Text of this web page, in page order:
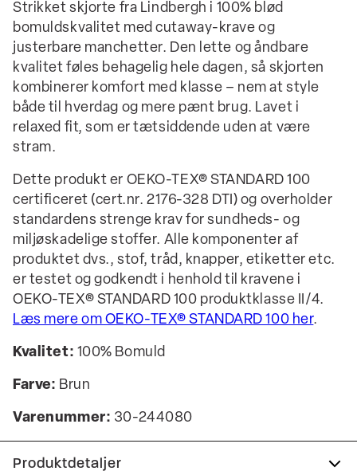
Strikket skjorte fra Lindbergh i 100% blød
bomuldskvalitet med cutaway-krave og
justerbare manchetter. Den lette og åndbare
kvalitet føles behagelig hele dagen, så skjorten
kombinerer komfort med klasse – nem at style
både til hverdag og mere pænt brug. Lavet i
relaxed fit, som er tætsiddende uden at være
stram.
Dette produkt er OEKO-TEX® STANDARD 100
certificeret (cert.nr. 2176-328 DTI) og overholder
standardens strenge krav for sundheds- og
miljøskadelige stoffer. Alle komponenter af
produktet dvs., stof, tråd, knapper, etiketter etc.
er testet og godkendt i henhold til kravene i
OEKO-TEX® STANDARD 100 produktklasse II/4.
Læs mere om OEKO-TEX® STANDARD 100 her.
Kvalitet: 100% Bomuld
Farve: Brun
Varenummer: 30-244080
Produktdetaljer